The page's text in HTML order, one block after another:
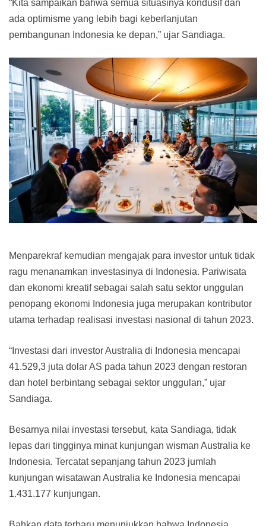
“Kita sampaikan bahwa semua situasinya kondusif dan
ada optimisme yang lebih bagi keberlanjutan
pembangunan Indonesia ke depan,” ujar Sandiaga.
Menparekraf kemudian mengajak para investor untuk tidak
ragu menanamkan investasinya di Indonesia. Pariwisata
dan ekonomi kreatif sebagai salah satu sektor unggulan
penopang ekonomi Indonesia juga merupakan kontributor
utama terhadap realisasi investasi nasional di tahun 2023.
“Investasi dari investor Australia di Indonesia mencapai
41.529,3 juta dolar AS pada tahun 2023 dengan restoran
dan hotel berbintang sebagai sektor unggulan,” ujar
Sandiaga.
Besarnya nilai investasi tersebut, kata Sandiaga, tidak
lepas dari tingginya minat kunjungan wisman Australia ke
Indonesia. Tercatat sepanjang tahun 2023 jumlah
kunjungan wisatawan Australia ke Indonesia mencapai
1.431.177 kunjungan.